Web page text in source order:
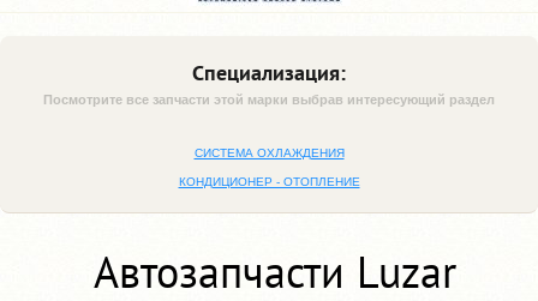
Специализация:
Посмотрите все запчасти этой марки выбрав интересующий раздел
СИСТЕМА ОХЛАЖДЕНИЯ
КОНДИЦИОНЕР - ОТОПЛЕНИЕ
Автозапчасти Luzar